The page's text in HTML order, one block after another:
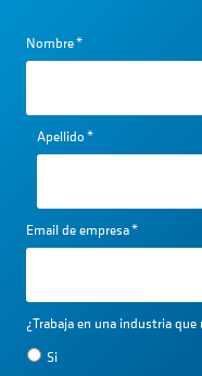
Nombre*
Apellido*
Email de empresa*
¿Trabaja en una industria
Si